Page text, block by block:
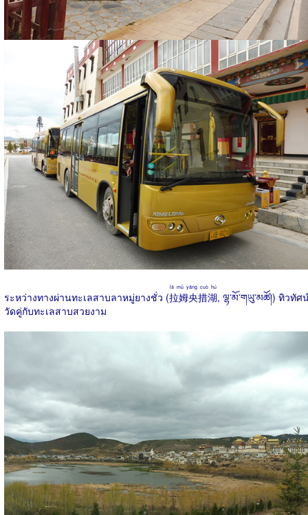
ระหว่างทางผ่านทะเลสาบลาหมู่ยางชั่ว (拉姆央措湖
lā mǔ yāng cuò hú
, ལྷ་མོ་གཡུ་མཚོ།) ทิวทัศ
วัดคู่กับทะเลสาบสวยงาม